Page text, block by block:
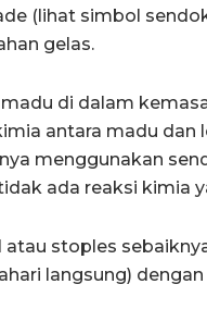
(lihat simbol
gelas.
di dalam
antara madu dan
menggunakan
ada reaksi kimia
stoples
langsung)